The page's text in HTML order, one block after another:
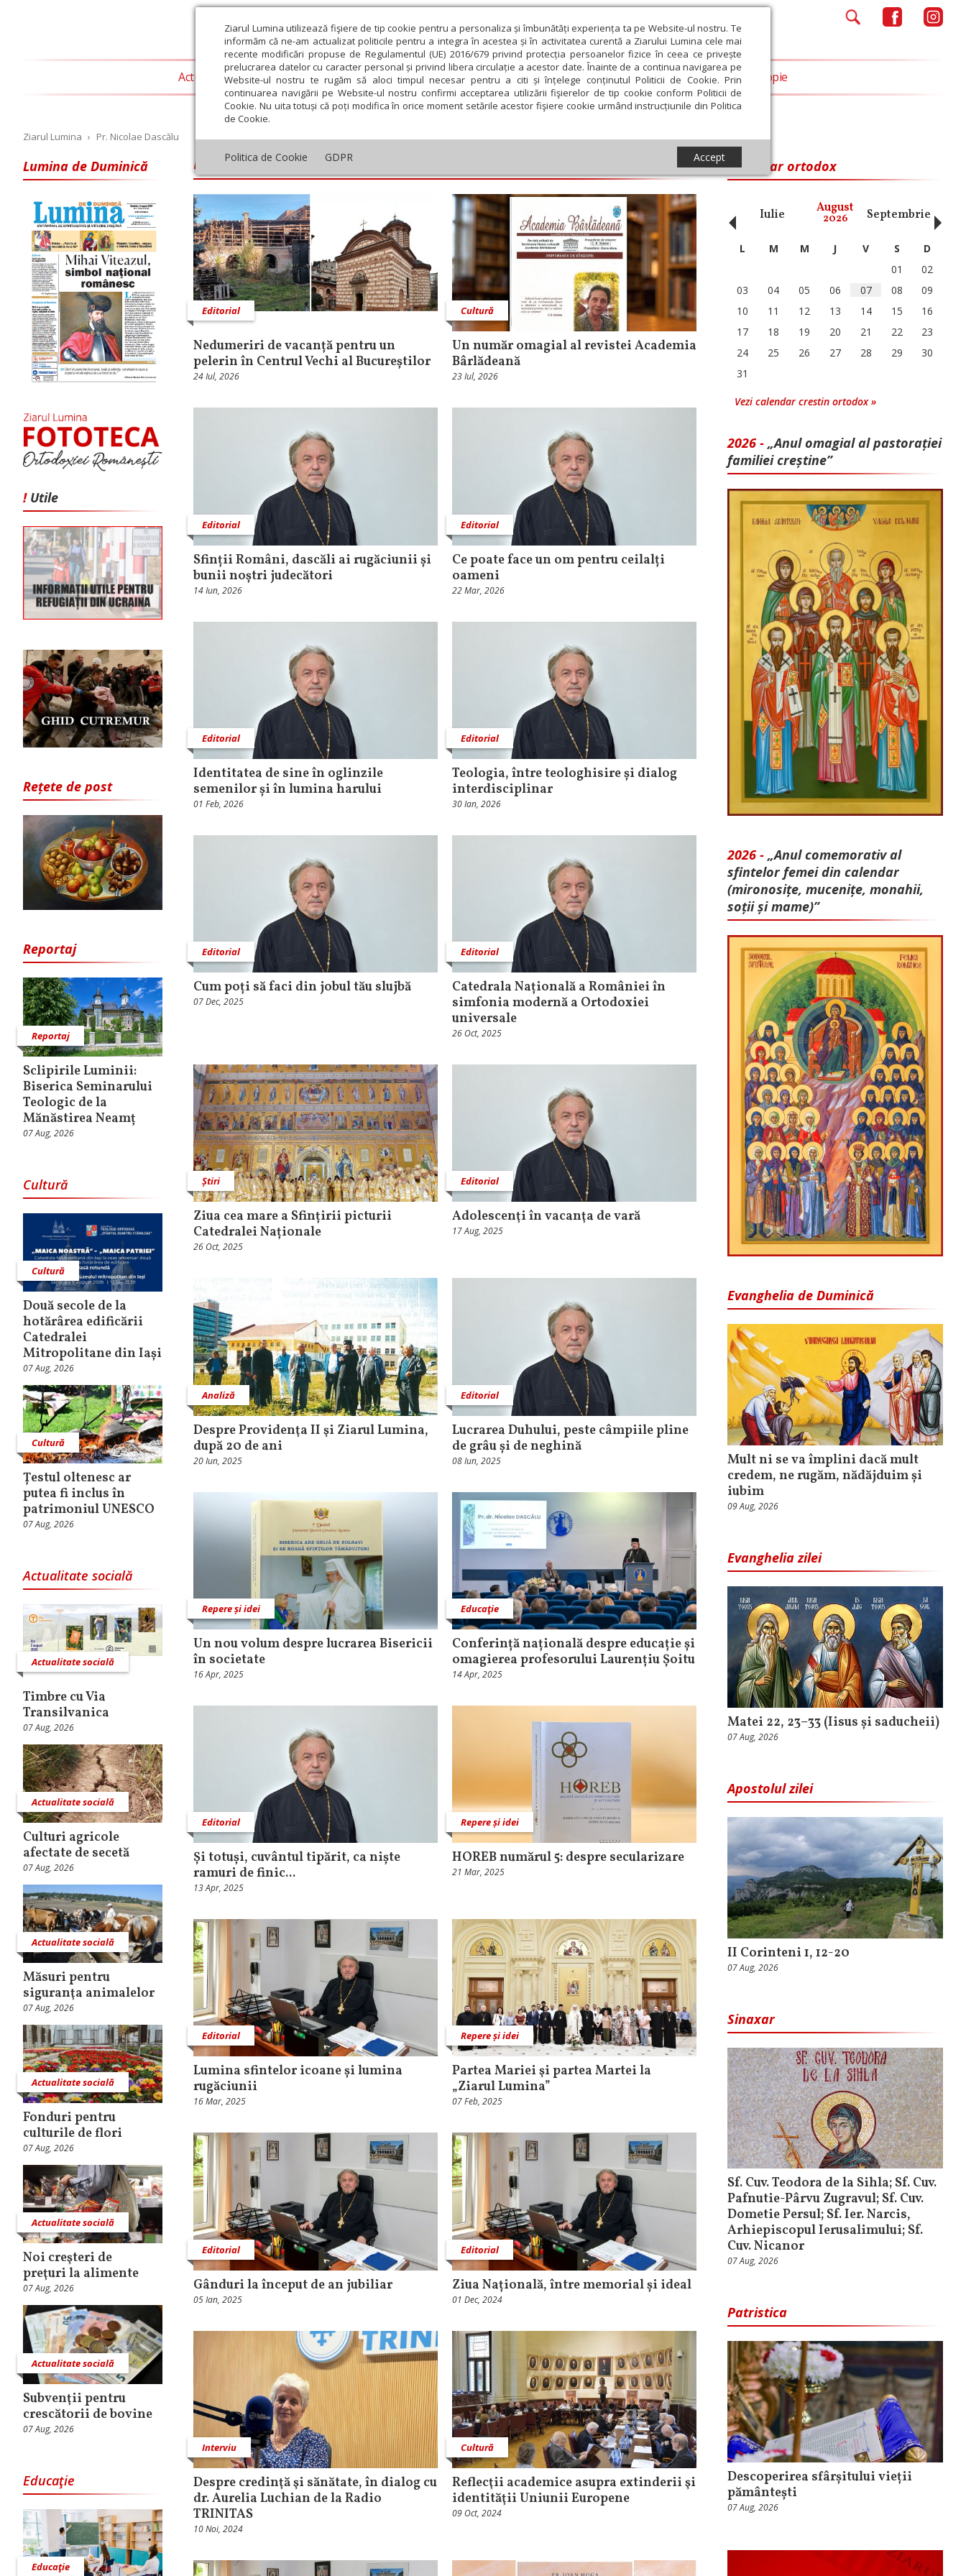
Ziarul Lumina utilizează fişiere de tip cookie pentru a personaliza și îmbunătăți experiența ta pe Website-ul nostru. Te
informăm că ne-am actualizat politicile pentru a integra în acestea și în activitatea curentă a Ziarului Lumina cele mai
recente modificări propuse de Regulamentul (UE) 2016/679 privind protecția persoanelor fizice în ceea ce privește
prelucrarea datelor cu caracter personal și privind libera circulație a acestor date. Înainte de a continua navigarea pe
Website-ul nostru te rugăm să aloci timpul necesar pentru a citi și înțelege conținutul Politicii de Cookie. Prin
continuarea navigării pe Website-ul nostru confirmi acceptarea utilizării fişierelor de tip cookie conform Politicii de
Cookie. Nu uita totuși că poți modifica în orice moment setările acestor fişiere cookie urmând instrucțiunile din Politica
de Cookie.
Politica de Cookie GDPR Accept
Actualitate religioasă Teologie și spiritualitate Educaţie și Cultură Societate Opinii Filantropie
Ziarul Lumina › Pr. Nicolae Dascălu
Lumina de Duminică
! Utile
Rețete de post
Reportaj
Reportaj
Sclipirile Luminii:
Biserica Seminarului
Teologic de la
Mănăstirea Neamț
07 Aug, 2026
Cultură
Cultură
Două secole de la
hotărârea edificării
Catedralei
Mitropolitane din Iași
07 Aug, 2026
Cultură
Țestul oltenesc ar
putea fi inclus în
patrimoniul UNESCO
07 Aug, 2026
Actualitate socială
Actualitate socială
Timbre cu Via
Transilvanica
07 Aug, 2026
Actualitate socială
Culturi agricole
afectate de secetă
07 Aug, 2026
Actualitate socială
Măsuri pentru
siguranţa animalelor
07 Aug, 2026
Actualitate socială
Fonduri pentru
culturile de flori
07 Aug, 2026
Actualitate socială
Noi creşteri de
preţuri la alimente
07 Aug, 2026
Actualitate socială
Subvenţii pentru
crescătorii de bovine
07 Aug, 2026
Educaţie
Educaţie
Pr. Nicolae Dascălu
Editorial
Nedumeriri de vacanță pentru un
pelerin în Centrul Vechi al Bucureștilor
24 Iul, 2026
Cultură
Un număr omagial al revistei Academia
Bârlădeană
23 Iul, 2026
Editorial
Sfinții Români, dascăli ai rugăciunii și
bunii noștri judecători
14 Iun, 2026
Editorial
Ce poate face un om pentru ceilalți
oameni
22 Mar, 2026
Editorial
Identitatea de sine în oglinzile
semenilor și în lumina harului
01 Feb, 2026
Editorial
Teologia, între teologhisire și dialog
interdisciplinar
30 Ian, 2026
Editorial
Cum poți să faci din jobul tău slujbă
07 Dec, 2025
Editorial
Catedrala Națională a României în
simfonia modernă a Ortodoxiei
universale
26 Oct, 2025
Știri
Ziua cea mare a Sfințirii picturii
Catedralei Naționale
26 Oct, 2025
Editorial
Adolescenţi în vacanţa de vară
17 Aug, 2025
Analiză
Despre Providenţa II şi Ziarul Lumina,
după 20 de ani
20 Iun, 2025
Editorial
Lucrarea Duhului, peste câmpiile pline
de grâu și de neghină
08 Iun, 2025
Repere și idei
Un nou volum despre lucrarea Bisericii
în societate
16 Apr, 2025
Educaţie
Conferință națională despre educație și
omagierea profesorului Laurențiu Șoitu
14 Apr, 2025
Editorial
Și totuși, cuvântul tipărit, ca niște
ramuri de finic...
13 Apr, 2025
Repere și idei
HOREB numărul 5: despre secularizare
21 Mar, 2025
Editorial
Lumina sfintelor icoane și lumina
rugăciunii
16 Mar, 2025
Repere și idei
Partea Mariei şi partea Martei la
„Ziarul Lumina”
07 Feb, 2025
Editorial
Gânduri la început de an jubiliar
05 Ian, 2025
Editorial
Ziua Națională, între memorial și ideal
01 Dec, 2024
Interviu
Despre credinţă şi sănătate, în dialog cu
dr. Aurelia Luchian de la Radio
TRINITAS
10 Noi, 2024
Cultură
Reflecţii academice asupra extinderii şi
identităţii Uniunii Europene
09 Oct, 2024
Calendar ortodox
August Septembrie Octombrie Noiembrie Decembrie Ianuarie Februarie Martie Aprilie Mai Iunie Iulie August
2026 Septembrie
‹ L M M J V S
D
01
02
03
04 05 06 07 08
09
10
11 12 13 14 15
16
17
18 19 20 21 22
23
24
25 26 27 28 29
30
31
Vezi calendar crestin ortodox »
2026 - „Anul omagial al pastorației
familiei creștine”
2026 - „Anul comemorativ al
sfintelor femei din calendar
(mironosițe, mu­cenițe, monahii,
soții și mame)”
Evanghelia de Duminică
Mult ni se va împlini dacă mult
credem, ne rugăm, nădăjduim și
iubim
09 Aug, 2026
Evanghelia zilei
Matei 22, 23–33 (Iisus și saducheii)
07 Aug, 2026
Apostolul zilei
II Corinteni 1, 12-20
07 Aug, 2026
Sinaxar
Sf. Cuv. Teodora de la Sihla; Sf. Cuv.
Pafnutie-Pârvu Zugravul; Sf. Cuv.
Dometie Persul; Sf. Ier. Narcis,
Arhiepiscopul Ierusalimului; Sf.
Cuv. Nicanor
07 Aug, 2026
Patristica
Descoperirea sfârșitului vieții
pământești
07 Aug, 2026